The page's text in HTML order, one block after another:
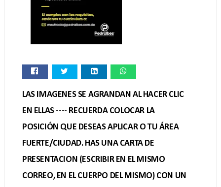
LAS IMAGENES SE AGRANDAN AL HACER CLIC
EN ELLAS ---- RECUERDA COLOCAR LA
POSICIÓN QUE DESEAS APLICAR O TU ÁREA
FUERTE/CIUDAD. HAS UNA CARTA DE
PRESENTACION (ESCRIBIR EN EL MISMO
CORREO, EN EL CUERPO DEL MISMO) CON UN